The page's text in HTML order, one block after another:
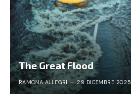
The Great Flood
RAMONA ALLEGRI 29 DICEMBRE 2025